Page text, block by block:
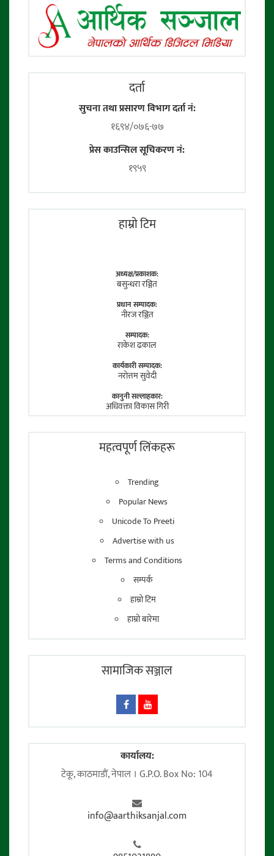
दर्ता
सुचना तथा प्रसारण विभाग दर्ता नं:
१६९४/०७६-७७
प्रेस काउन्सिल सूचिकरण नं:
१९५९
हाम्राे टिम
अध्यक्ष/प्रकाशक:
बसुन्धरा रञ्जित
प्रधान सम्पादक:
नीरज रञ्जित
सम्पादक:
राकेश ढकाल
कार्यकारी सम्पादक:
नराेत्तम सुवेदी
कानुनी सल्लाहकार:
अधिवक्ता विकास गिरी
तेजेन्द्र श्रेष्ठ
महत्वपूर्ण लिंकहरू
Trending
Popular News
Unicode To Preeti
Advertise with us
Terms and Conditions
सम्पर्क
हाम्रो टिम
हाम्रो बारेमा
सामाजिक सञ्जाल
कार्यालय:
टेकू, काठमाडाैं, नेपाल । G.P.O. Box No: 104
info@aarthiksanjal.com